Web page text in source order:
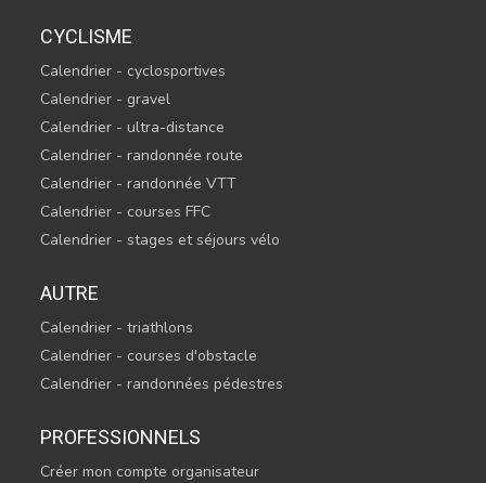
CYCLISME
Calendrier - cyclosportives
Calendrier - gravel
Calendrier - ultra-distance
Calendrier - randonnée route
Calendrier - randonnée VTT
Calendrier - courses FFC
Calendrier - stages et séjours vélo
AUTRE
Calendrier - triathlons
Calendrier - courses d'obstacle
Calendrier - randonnées pédestres
PROFESSIONNELS
Créer mon compte organisateur